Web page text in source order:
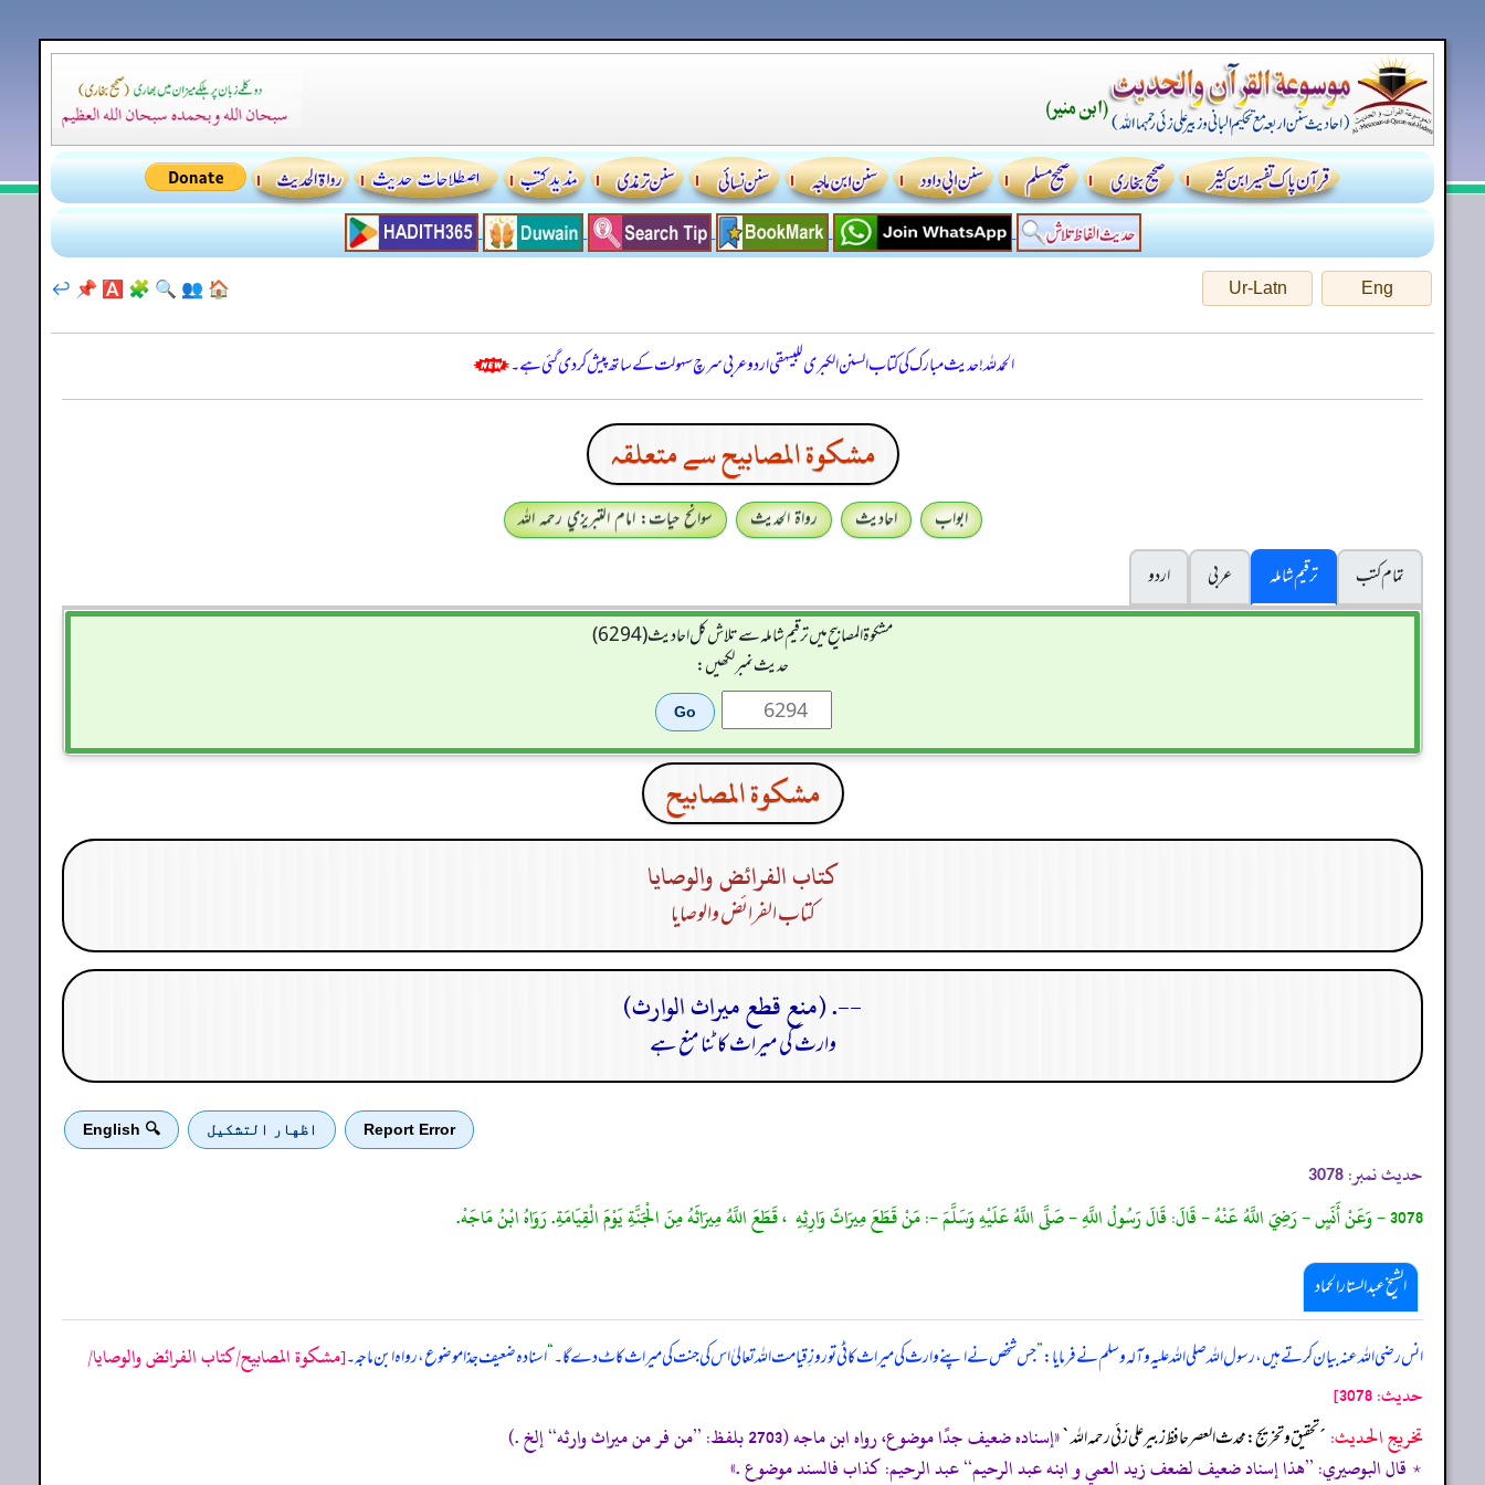
Eng
Ur-Latn
🏠
👥
🔍
🧩
🅰️
📌
↩️
الحمدللہ! حدیث مبارک کی کتاب السنن الكبرى للبيهقي اردو عربی سرچ سہولت کے ساتھ پیش کر دی گئی ہے۔
مشكوة المصابيح سے متعلقہ
ابواب احادیث رواۃ الحدیث
سوانح حیات: امام التبريزي رحمہ اللہ
تمام کتب
ترقیم شاملہ عربی
اردو
مشکوۃ المصابیح میں ترقیم شاملہ سے تلاش کل احادیث (6294)
حدیث نمبر لکھیں:
مشكوة المصابيح
كتاب الفرائض والوصايا
كتاب الفرائض والوصايا
--. (منع قطع ميراث الوارث)
وارث کی میراث کاٹنا منع ہے
Report Error اظهار التشكيل 🔍 English
حدیث نمبر: 3078
3078 - وَعَنْ أَنَسٍ - رَضِيَ اللَّهُ عَنْهُ - قَالَ: قَالَ رَسُولُ اللَّهِ - صَلَّى اللَّهُ عَلَيْهِ وَسَلَّمَ -: مَنْ قَطَعَ مِيرَاثَ وَارِثِهِ ، قَطَعَ اللَّهُ مِيرَاثَهُ مِنَ الْجَنَّةِ يَوْمَ الْقِيَامَةِ. رَوَاهُ ابْنُ مَاجَهْ.
الشیخ عبدالستار الحماد
انس رضی اللہ عنہ بیان کرتے ہیں، رسول اللہ صلی ‌اللہ ‌علیہ ‌وآلہ ‌وسلم نے فرمایا:”جس شخص نے اپنے وارث کی میراث کاٹی تو روزِ قیامت اللہ تعالیٰ اس کی جنت کی میراث کاٹ دے گا۔“اسنادہ ضعیف جذا موضوع، رواہ ابن ماجہ۔[مشكوة المصابيح/كتاب الفرائض والوصايا/
حدیث: 3078]
تخریج الحدیث: ´تحقيق و تخريج: محدث العصر حافظ زبير على زئي رحمه الله`«إسناده ضعيف جدًا موضوع، رواه ابن ماجه (2703 بلفظ: ’’من فر من ميراث وارثه‘‘ إلخ .)
٭ قال البوصيري: ’’ھذا إسناد ضعيف لضعف زيد العمي و ابنه عبد الرحيم‘‘ عبد الرحيم: کذاب فالسند موضوع .»